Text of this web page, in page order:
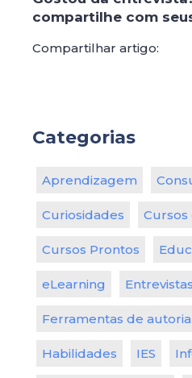
compartilhe com
Compartilhar artigo:
Categorias
Aprendizagem
Curiosidades Cursos
Cursos Prontos
eLearning Entrevistas
Ferramentas de autoria
Habilidades IES